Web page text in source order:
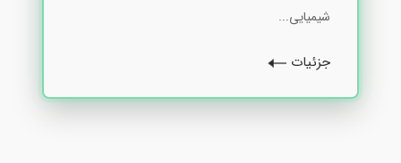
شیمیایی...
جزئیات